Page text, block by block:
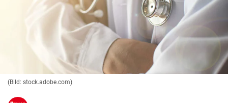
© Krone Multimedia GmbH & Co KG 2026
Muthgasse 2, 1190 Wien
(Bild: stock.adobe.com)